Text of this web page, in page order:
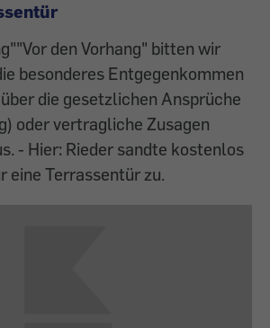
den Vorhang" bitten wir
besonderes Entgegenkommen
die gesetzlichen Ansprüche
oder vertragliche Zusagen
- Hier: Rieder sandte kostenlos
eine Terrassentür zu.